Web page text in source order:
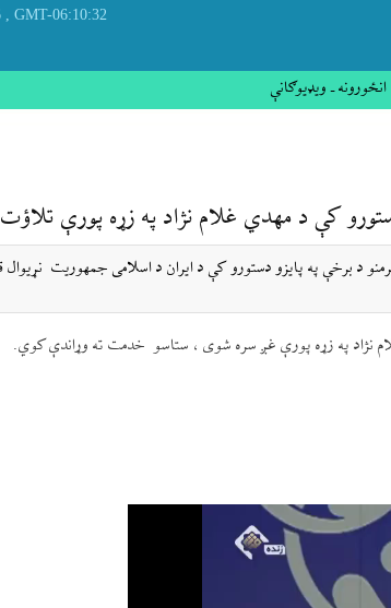
GMT-06:10:32
, Friday 07 August 2026
انځورونه ـ ویډیوګانې
کې د مهدي غلام نژاد په زړه پورې تلاؤت
نژاد په زړه پورې غږ سره شوی ، ستاسو خدمت ته وړاندې کوي.